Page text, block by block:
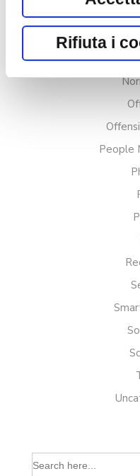
pulsante
o chiudendo il
pulsante "X" in
saperne di più
consulta la
Rifiuta i
People
Search
for: